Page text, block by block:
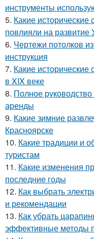
инструменты
5. Какие
повлияли на
6. Чертежи потолков
инструкция
7. Какие
в XIX веке
8. Полное
аренды
9. Какие зимние
Красноярске
10. Какие традиции и
туристам
11. Какие изменения
последние годы
12. Как выбрать
и рекомендации
13. Как убрать
эффективные методы